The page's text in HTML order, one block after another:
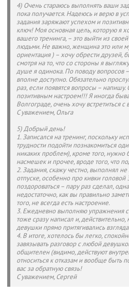
4) Очень стараюсь выполнять ваши
пока получается. Надеюсь и верю в
задания заряжают успехом и
ключ! Моя основная цель, которую я
вашего тренинга, – это выйти из
людьми. Не важно, женщина это или
ориентация ) – хочу обрести друзей,
смотря на то, что со стороны я
душе я одинока. По поводу вопросов
вполне доступно. Обязательно
раз, если появятся вопросы – напишу.
позитивным настроем!!! Я иногда
Волгограде, очень хочу встретиться с
С уважением, Ольга
5) Добрый день!
1. Записался на тренинг, поскольку
трудности подойти познакомиться
никаких проблем), кроме того, нужно
насмешек и прочее, вроде того, что
2. Задания, скажу честно, выполнял
отпуске, особенно про кивки головой
поздороваться – пару раз сделал,
недостаточно, как вы правильно
того, не всегда есть настроение.
3. Ежедневно выполняю упражнения с
тоже сразу написал и,
девушки прямо притягивались
4. В итоге, хотелось бы легко,
завязывать разговор с любой
общителен (видимо, действуют
относиться к отказам и вообще быть
вас за обратную связь!
С уважением, Сергей